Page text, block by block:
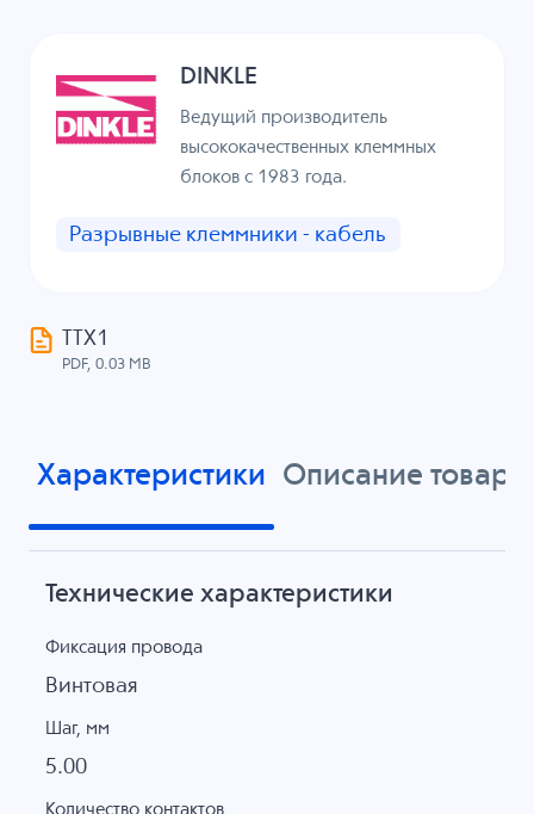
DINKLE
Ведущий производитель
высококачественных клеммных
блоков с 1983 года.
Разрывные клеммники - кабель
ТТХ1
PDF, 0.03 MB
Характеристики Описание товара
Технические характеристики
Фиксация провода
Винтовая
Шаг, мм
5.00
Количество контактов